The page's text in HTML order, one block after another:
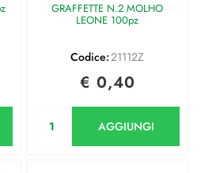
GRAFFETTE N.2 MOLHO
LEONE 100pz
Codice:21112Z
€ 0,40
AGGIUNGI